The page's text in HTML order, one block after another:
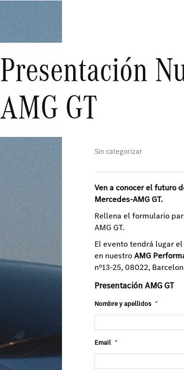
Presentación
AMG GT
Sin categorizar
Ven a conocer el futuro
Mercedes-AMG GT.
Rellena el formulario
AMG GT.
El evento tendrá lugar
en nuestroAMG
nº13-25, 08022,
Presentación AMG GT
Nombre y apellidos *
Email *